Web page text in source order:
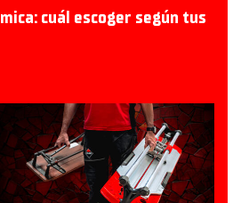
cuál escoger según tus